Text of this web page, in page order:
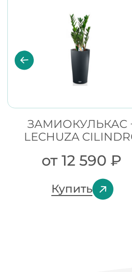
ЗАМИОКУЛЬКАС
LECHUZA
от12 590 ₽
Купить